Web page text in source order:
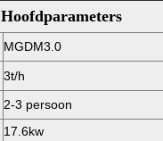
Hoofdparameters
MGDM3.0
3t/h
2-3 persoon
17.6kw